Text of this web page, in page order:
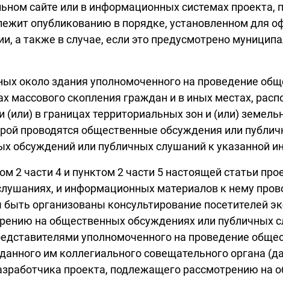
сайте или в информационных системах
опубликованию в порядке, установленном для
а также в случае, если это предусмотрено
около здания уполномоченного на проведение
массового скопления граждан и в иных местах,
в границах территориальных зон и (или)
проводятся общественные обсуждения или
обсуждений или публичных слушаний к указанной
2 части 4 и пунктом 2 части 5 настоящей статьи
и информационных материалов к нему
организованы консультирование посетителей
на общественных обсуждениях или публичных
уполномоченного на проведение
им коллегиального совещательного органа
проекта, подлежащего рассмотрению на